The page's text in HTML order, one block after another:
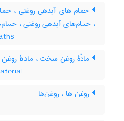
حمام های آبدهی روغنی ،
، حمام‌های آبدهی روغنی ،
مادّۀ روغن سخت ، مادهٔ
روغن ها ، روغن‌ها